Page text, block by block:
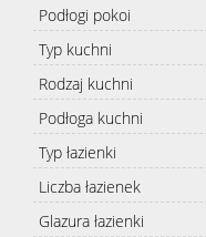
Podłogi pokoi
Typ kuchni
Rodzaj kuchni
Podłoga kuchni
Typ łazienki
Liczba łazienek
Glazura łazienki